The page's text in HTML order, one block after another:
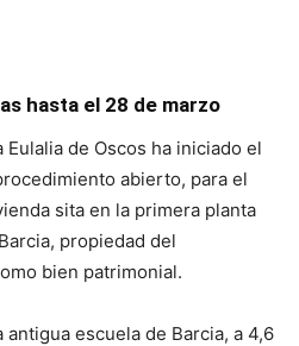
hasta el 28 de marzo
Eulalia de Oscos ha iniciado el
abierto, para el
sita en la primera planta
propiedad del
bien patrimonial.
antigua escuela de Barcia, a 4,6